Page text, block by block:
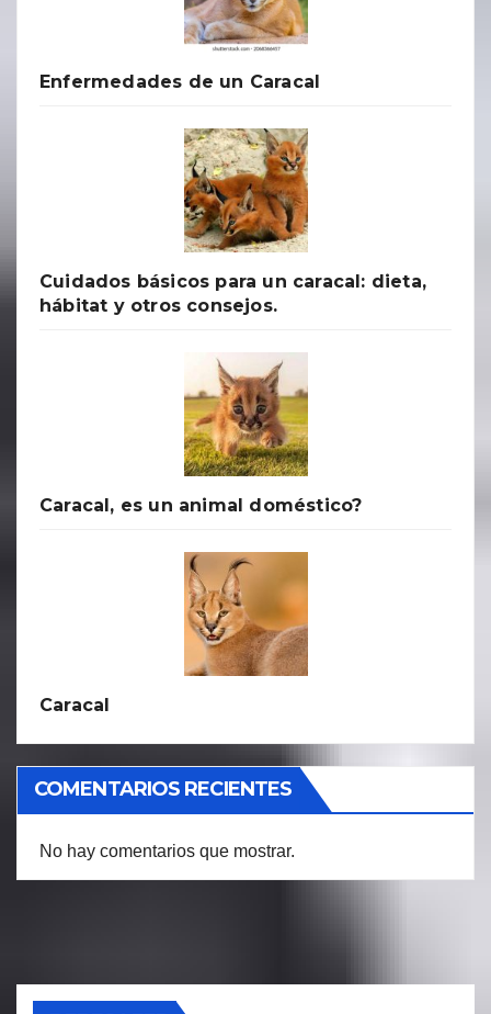
Enfermedades de un Caracal
Cuidados básicos para un caracal: dieta,
hábitat y otros consejos.
Caracal, es un animal doméstico?
Caracal
COMENTARIOS RECIENTES
No hay comentarios que mostrar.